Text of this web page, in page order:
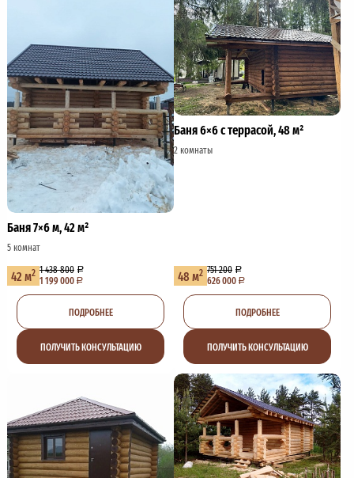
Баня 7×6 м, 42 м²
5 комнат
42 м2 1 438 800
1 199 000
ПОДРОБНЕЕ
ПОЛУЧИТЬ КОНСУЛЬТАЦИЮ
Баня 6×6 с террасой, 48 м²
2 комнаты
48 м2 751 200
626 000
ПОДРОБНЕЕ
ПОЛУЧИТЬ КОНСУЛЬТАЦИЮ